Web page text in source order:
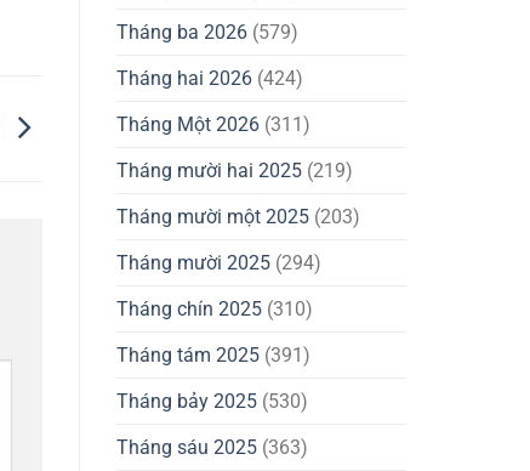
Tháng ba 2026 (579)
Tháng hai 2026 (424)
Tháng Một 2026 (311)
Tháng mười hai 2025 (219)
Tháng mười một 2025 (203)
Tháng mười 2025 (294)
Tháng chín 2025 (310)
Tháng tám 2025 (391)
Tháng bảy 2025 (530)
Tháng sáu 2025 (363)